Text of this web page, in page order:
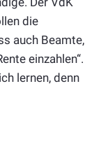
die
auch Beamte,
einzahlen“.
lernen, denn